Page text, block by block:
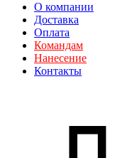
О компании
Доставка
Оплата
Командам
Нанесение
Контакты